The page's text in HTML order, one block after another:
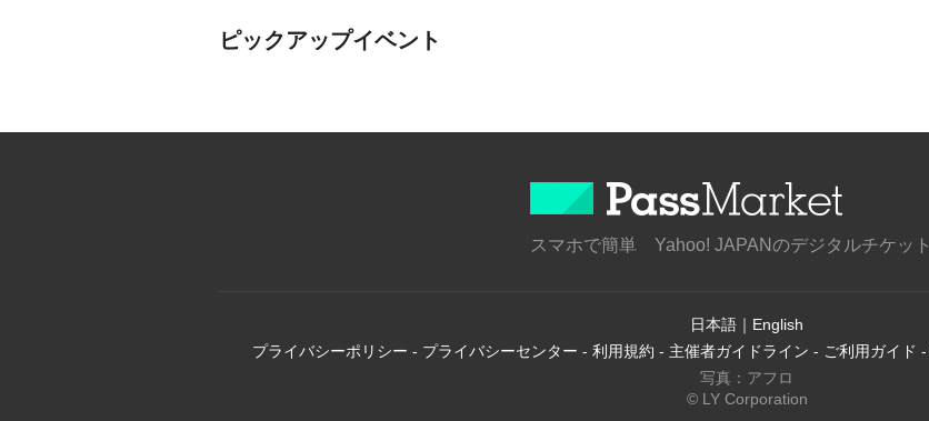
ピックアップイベント
スマホで簡単 Yahoo! JAPANのデジタルチケット
日本語 ｜ English
プライバシーポリシー - プライバシーセンター - 利用規約 - 主催者ガイドライン - ご利用ガイド -
写真：アフロ
© LY Corporation